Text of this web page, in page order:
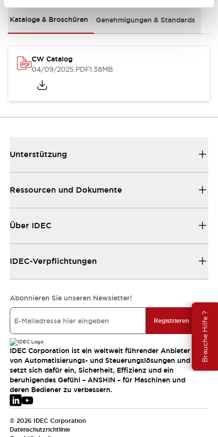
Brauche Hilfe ?
Kataloge & Broschüren Genehmigungen & Standards
CW Catalog
04/09/2025.PDF1.38MB
Unterstützung
Ressourcen und Dokumente
Über IDEC
IDEC-Verpflichtungen
Abonnieren Sie unseren Newsletter!
Registrieren
IDEC Corporation ist ein weltweit führender Anbieter
von Automatisierungs- und Steuerungslösungen und
setzt sich dafür ein, Sicherheit, Effizienz und ein
beruhigendes Gefühl – ANSHIN – für Maschinen und
deren Bediener zu verbessern.
© 2026 IDEC Corporation
Datenschutzrichtlinie